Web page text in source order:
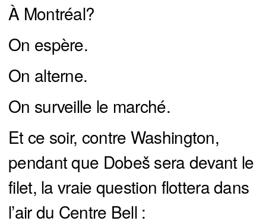
À Montréal?
On espère.
On alterne.
On surveille le marché.
Et ce soir, contre Washington,
pendant que Dobeš sera devant le
filet, la vraie question flottera dans
l’air du Centre Bell :